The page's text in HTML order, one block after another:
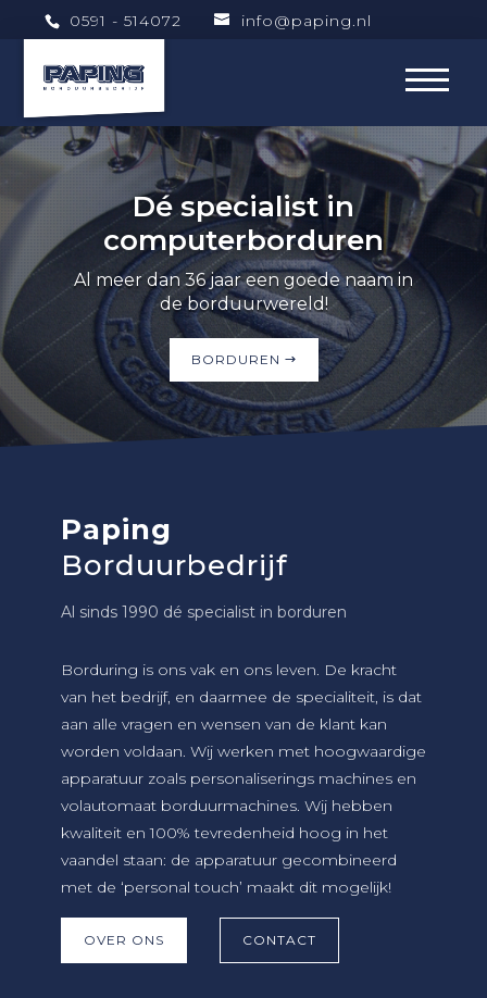
0591 - 514072 info@paping.nl
Dé specialist in
computerborduren
Al meer dan 36 jaar een goede naam in
de borduurwereld!
BORDUREN
Paping
Borduurbedrijf
Al sinds 1990 dé specialist in borduren
Borduring is ons vak en ons leven. De kracht
van het bedrijf, en daarmee de specialiteit, is dat
aan alle vragen en wensen van de klant kan
worden voldaan. Wij werken met hoogwaardige
apparatuur zoals personaliserings machines en
volautomaat borduurmachines. Wij hebben
kwaliteit en 100% tevredenheid hoog in het
vaandel staan: de apparatuur gecombineerd
met de ‘personal touch’ maakt dit mogelijk!
OVER ONS CONTACT